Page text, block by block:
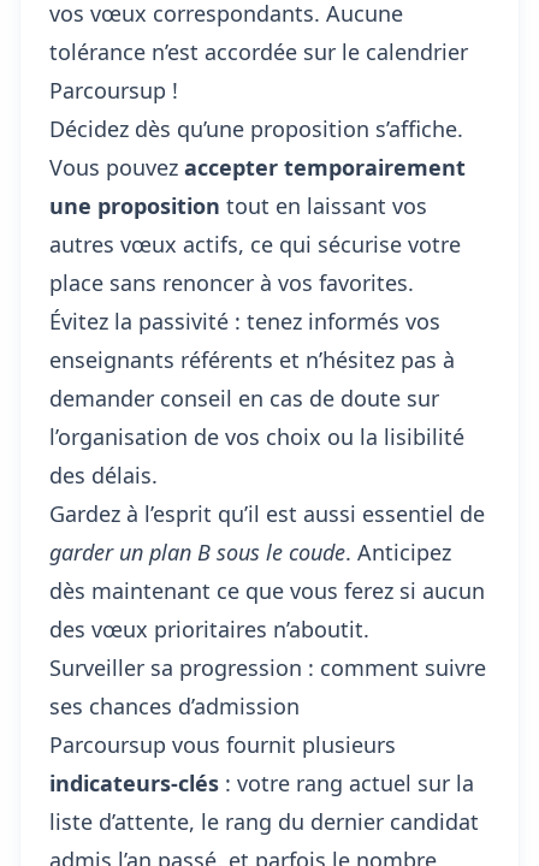
vos vœux correspondants. Aucune
tolérance n’est accordée sur le calendrier
Parcoursup !
Décidez dès qu’une proposition s’affiche.
Vous pouvez accepter temporairement
une proposition tout en laissant vos
autres vœux actifs, ce qui sécurise votre
place sans renoncer à vos favorites.
Évitez la passivité : tenez informés vos
enseignants référents et n’hésitez pas à
demander conseil en cas de doute sur
l’organisation de vos choix ou la lisibilité
des délais.
Gardez à l’esprit qu’il est aussi essentiel de
garder un plan B sous le coude. Anticipez
dès maintenant ce que vous ferez si aucun
des vœux prioritaires n’aboutit.
Surveiller sa progression : comment suivre
ses chances d’admission
Parcoursup vous fournit plusieurs
indicateurs-clés : votre rang actuel sur la
liste d’attente, le rang du dernier candidat
admis l’an passé, et parfois le nombre